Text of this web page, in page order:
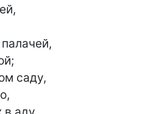
саду,